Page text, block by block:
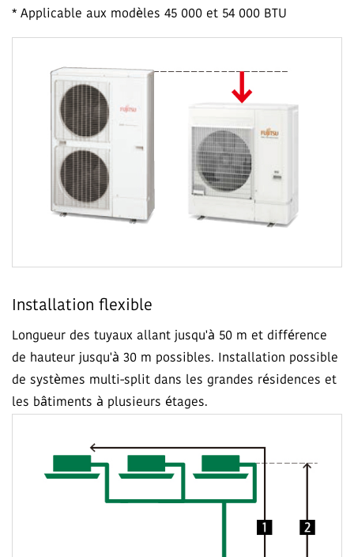
* Applicable aux modèles 45 000 et 54 000 BTU
Installation flexible
Longueur des tuyaux allant jusqu'à 50 m et différence
de hauteur jusqu'à 30 m possibles. Installation possible
de systèmes multi-split dans les grandes résidences et
les bâtiments à plusieurs étages.